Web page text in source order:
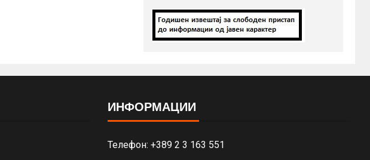
ИНФОРМАЦИИ
Телефон: +389 2 3 163 551